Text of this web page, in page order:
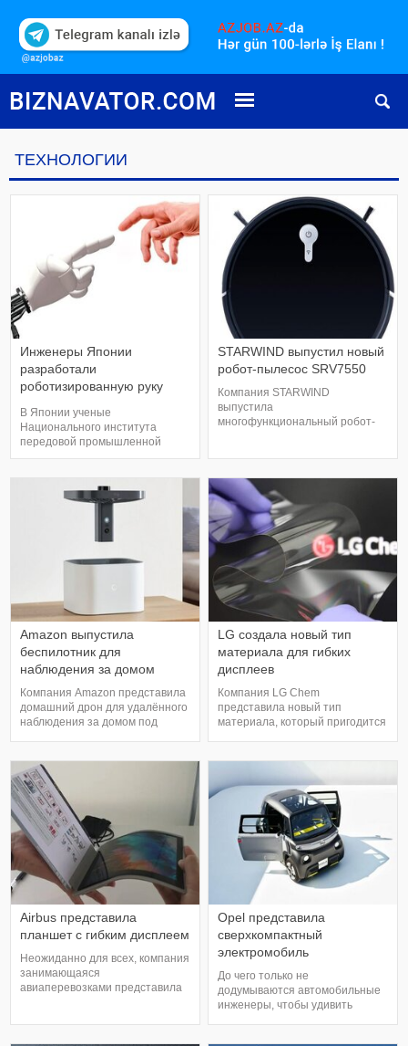
ТЕХНОЛОГИИ
Инженеры Японии
разработали
роботизированную руку
В Японии ученые
Национального института
передовой промышленной
науки и технологий и Токийского
роботизированную руку
AugLimb. Как сообщает со
ссылкой на Tech Xplore,
изобретение поможет
расширить возможности
человеческого тела.
способна захватывать предмет
STARWIND выпустил новый
робот-пылесос SRV7550
Компания STARWIND
выпустила
многофункциональный робот-
помещения. Управление
роботом происходит через
фирменное приложение
STARWIND. Робот-пылесос
SRV7550 самостоятельно
построит карту помещения, а
при помощи гироскопа и датчик
Amazon выпустила
беспилотник для
наблюдения за домом
Компания Amazon представила
домашний дрон для удалённого
наблюдения за домом под
камеру, умеет двигаться по
заданному заранее маршруту и
управляется со смартфона.
Таким образом, беспилотник
можно подвести к нужной точке
вручную. Также дрон умеет
реагироват
LG создала новый тип
материала для гибких
дисплеев
Компания LG Chem
представила новый тип
материала, который пригодится
превосходит существующие
решения и лишён их
недостатков. Материал
представляет собой плёнку, на
которой не возникают складок, а
также она не трескается.
Дисплеи с такой плёнкой
выдерживаю
Airbus представила
планшет с гибким дисплеем
Неожиданно для всех, компания
занимающаяся
авиаперевозками представила
Opel представила
сверхкомпактный
электромобиль
До чего только не
додумываются автомобильные
инженеры, чтобы удивить